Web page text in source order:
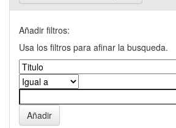
Añadir filtros:
Usa los filtros para afinar la busqueda.